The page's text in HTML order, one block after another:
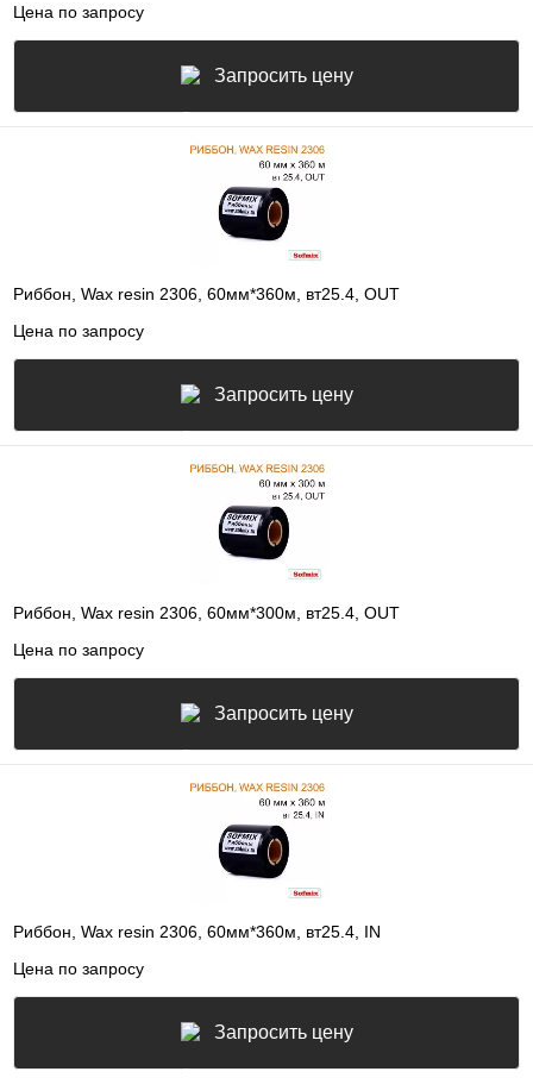
Цена по запросу
Запросить цену
Риббон, Wax resin 2306, 60мм*360м, вт25.4, OUT
Цена по запросу
Запросить цену
Риббон, Wax resin 2306, 60мм*300м, вт25.4, OUT
Цена по запросу
Запросить цену
Риббон, Wax resin 2306, 60мм*360м, вт25.4, IN
Цена по запросу
Запросить цену